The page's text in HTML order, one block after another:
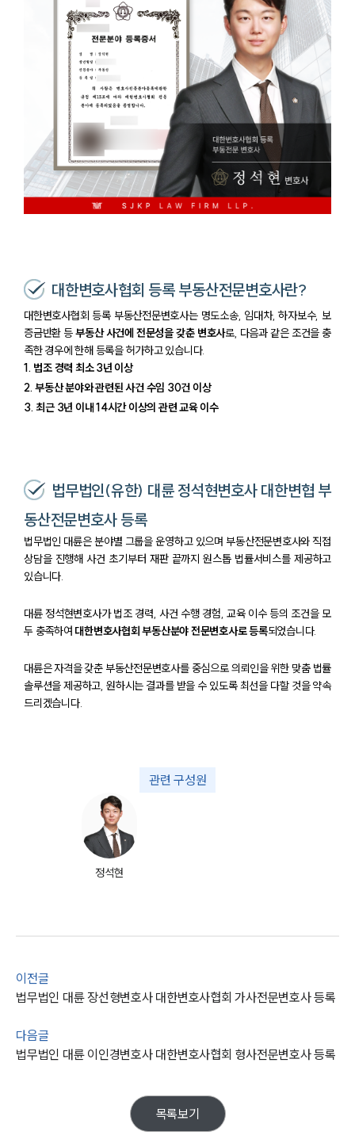
그룹소개
오시는 길
통합검색
AI대륜
대한변호사협회 등록 부동산전문변호사란?
대한변호사협회 등록 부동산전문변호사는 명도소송, 임대차, 하자보수, 보
증금반환 등부동산 사건에 전문성을 갖춘 변호사로, 다음과 같은 조건을 충
족한 경우에 한해 등록을 허가하고 있습니다.
1. 법조 경력 최소 3년 이상
2. 부동산 분야와 관련된 사건 수임 30건 이상
3. 최근 3년 이내 14시간 이상의 관련 교육 이수
법무법인(유한) 대륜 정석현변호사 대한변협 부
동산전문변호사 등록
법무법인 대륜은 분야별 그룹을 운영하고 있으며 부동산전문변호사와 직접
상담을 진행해 사건 초기부터 재판 끝까지 원스톱 법률서비스를 제공하고
있습니다.
대륜 정석현변호사가 법조 경력, 사건 수행 경험, 교육 이수 등의 조건을 모
두 충족하여 대한변호사협회 부동산분야 전문변호사로 등록되었습니다.
대륜은 자격을 갖춘 부동산전문변호사를 중심으로 의뢰인을 위한 맞춤 법률
솔루션을 제공하고, 원하시는 결과를 받을 수 있도록 최선을 다할 것을 약속
드리겠습니다.
관련 구성원
정석현
이전글
법무법인 대륜 장선형변호사 대한변호사협회 가사전문변호사 등록
다음글
법무법인 대륜 이인경변호사 대한변호사협회 형사전문변호사 등록
목록보기